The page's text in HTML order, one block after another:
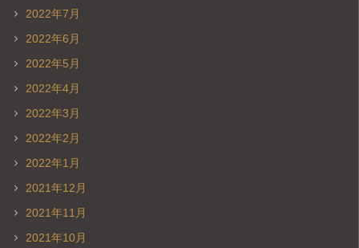
2022年7月
2022年6月
2022年5月
2022年4月
2022年3月
2022年2月
2022年1月
2021年12月
2021年11月
2021年10月